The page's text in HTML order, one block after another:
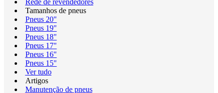
Tamanhos de pneus
Pneus 20"
Pneus 19"
Pneus 18"
Pneus 17"
Pneus 16"
Pneus 15"
Ver tudo
Artigos
Manutenção de pneus